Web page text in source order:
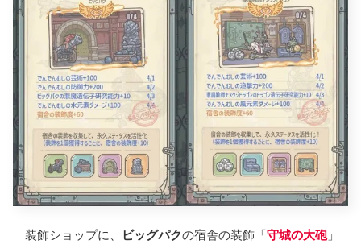
装飾ショップに、 ビッグパクの宿舎の装飾「守城の大砲」